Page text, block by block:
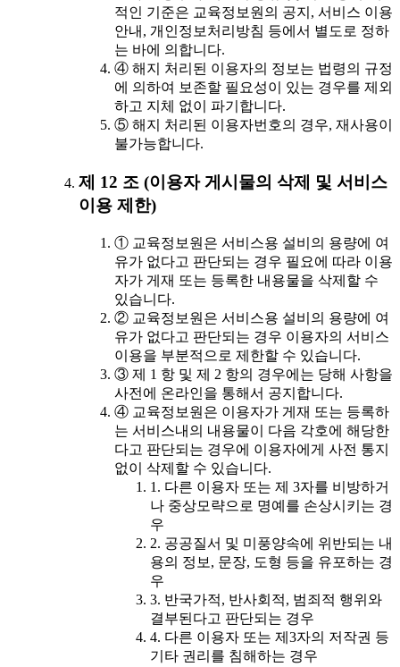
적인 기준은 교육정보원의 공지, 서비스 이용
안내, 개인정보처리방침 등에서 별도로 정하
는 바에 의합니다.
④ 해지 처리된 이용자의 정보는 법령의 규정
에 의하여 보존할 필요성이 있는 경우를 제외
하고 지체 없이 파기합니다.
⑤ 해지 처리된 이용자번호의 경우, 재사용이
불가능합니다.
제 12 조 (이용자 게시물의 삭제 및 서비스
이용 제한)
① 교육정보원은 서비스용 설비의 용량에 여
유가 없다고 판단되는 경우 필요에 따라 이용
자가 게재 또는 등록한 내용물을 삭제할 수
있습니다.
② 교육정보원은 서비스용 설비의 용량에 여
유가 없다고 판단되는 경우 이용자의 서비스
이용을 부분적으로 제한할 수 있습니다.
③ 제 1 항 및 제 2 항의 경우에는 당해 사항을
사전에 온라인을 통해서 공지합니다.
④ 교육정보원은 이용자가 게재 또는 등록하
는 서비스내의 내용물이 다음 각호에 해당한
다고 판단되는 경우에 이용자에게 사전 통지
없이 삭제할 수 있습니다.
1. 다른 이용자 또는 제 3자를 비방하거
나 중상모략으로 명예를 손상시키는 경
우
2. 공공질서 및 미풍양속에 위반되는 내
용의 정보, 문장, 도형 등을 유포하는 경
우
3. 반국가적, 반사회적, 범죄적 행위와
결부된다고 판단되는 경우
4. 다른 이용자 또는 제3자의 저작권 등
기타 권리를 침해하는 경우